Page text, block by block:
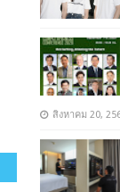
สิงหาคม 20,